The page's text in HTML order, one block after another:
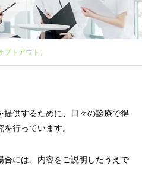
トアウト）
供するために、日々の診療で得
行っています。
には、内容をご説明したうえで